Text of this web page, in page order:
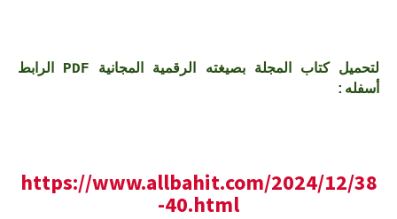
لتحميل كتاب المجلة بصيغته الرقمية المجانية PDF الرابط
أسفله:
https://www.allbahit.com/2024/12/38
-40.html